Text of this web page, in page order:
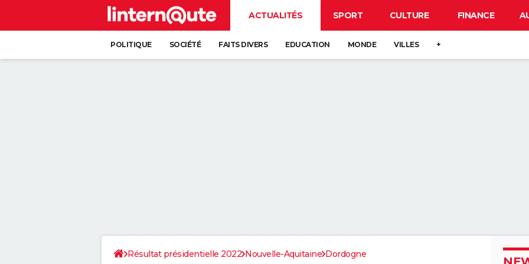
ACTUALITÉS SPORT CULTURE FINANCE
POLITIQUE SOCIÉTÉ FAITS DIVERS EDUCATION MONDE VILLES +
Résultat présidentielle 2022 Nouvelle-Aquitaine Dordogne